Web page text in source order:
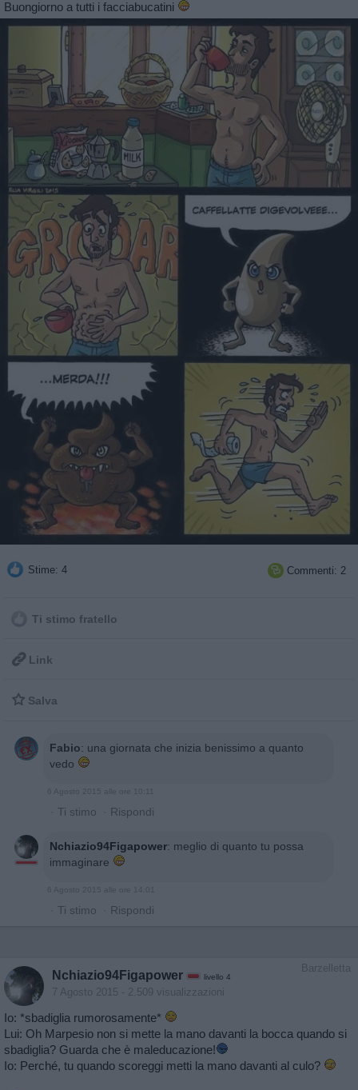
Buongiorno a tutti i facciabucatini
Stime: 4  Commenti: 2
Ti stimo fratello
 Link
 Salva
Fabio: una giornata che inizia benissimo a quanto
vedo
6 Agosto 2015 alle ore 10:11
· Ti stimo · Rispondi
Nchiazio94Figapower: meglio di quanto tu possa
immaginare
6 Agosto 2015 alle ore 14:01
· Ti stimo · Rispondi
Barzelletta
Nchiazio94Figapower livello 4
7 Agosto 2015 - 2.509 visualizzazioni
Io: *sbadiglia rumorosamente*
Lui: Oh Marpesio non si mette la mano davanti la bocca quando si
sbadiglia? Guarda che è maleducazione!
Io: Perché, tu quando scoreggi metti la mano davanti al culo?